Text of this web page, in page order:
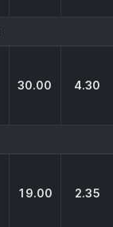
30.00 4.30
19.00 2.35